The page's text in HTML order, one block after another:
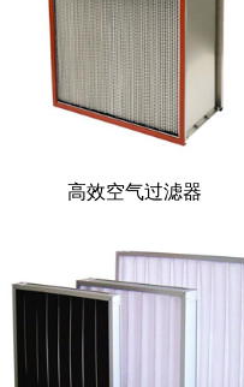
高效空气过滤器